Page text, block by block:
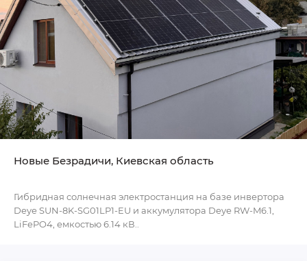
Новые Безрадичи, Киевская область
Гибридная солнечная электростанция на базе инвертора
Deye SUN-8K-SG01LP1-EU и аккумулятора Deye RW-M6.1,
LiFePO4, емкостью 6.14 кВ..